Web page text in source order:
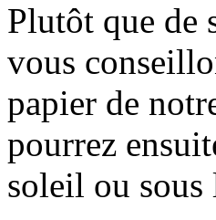
Plutôt que de
vous
papier de
pourrez
soleil ou sous